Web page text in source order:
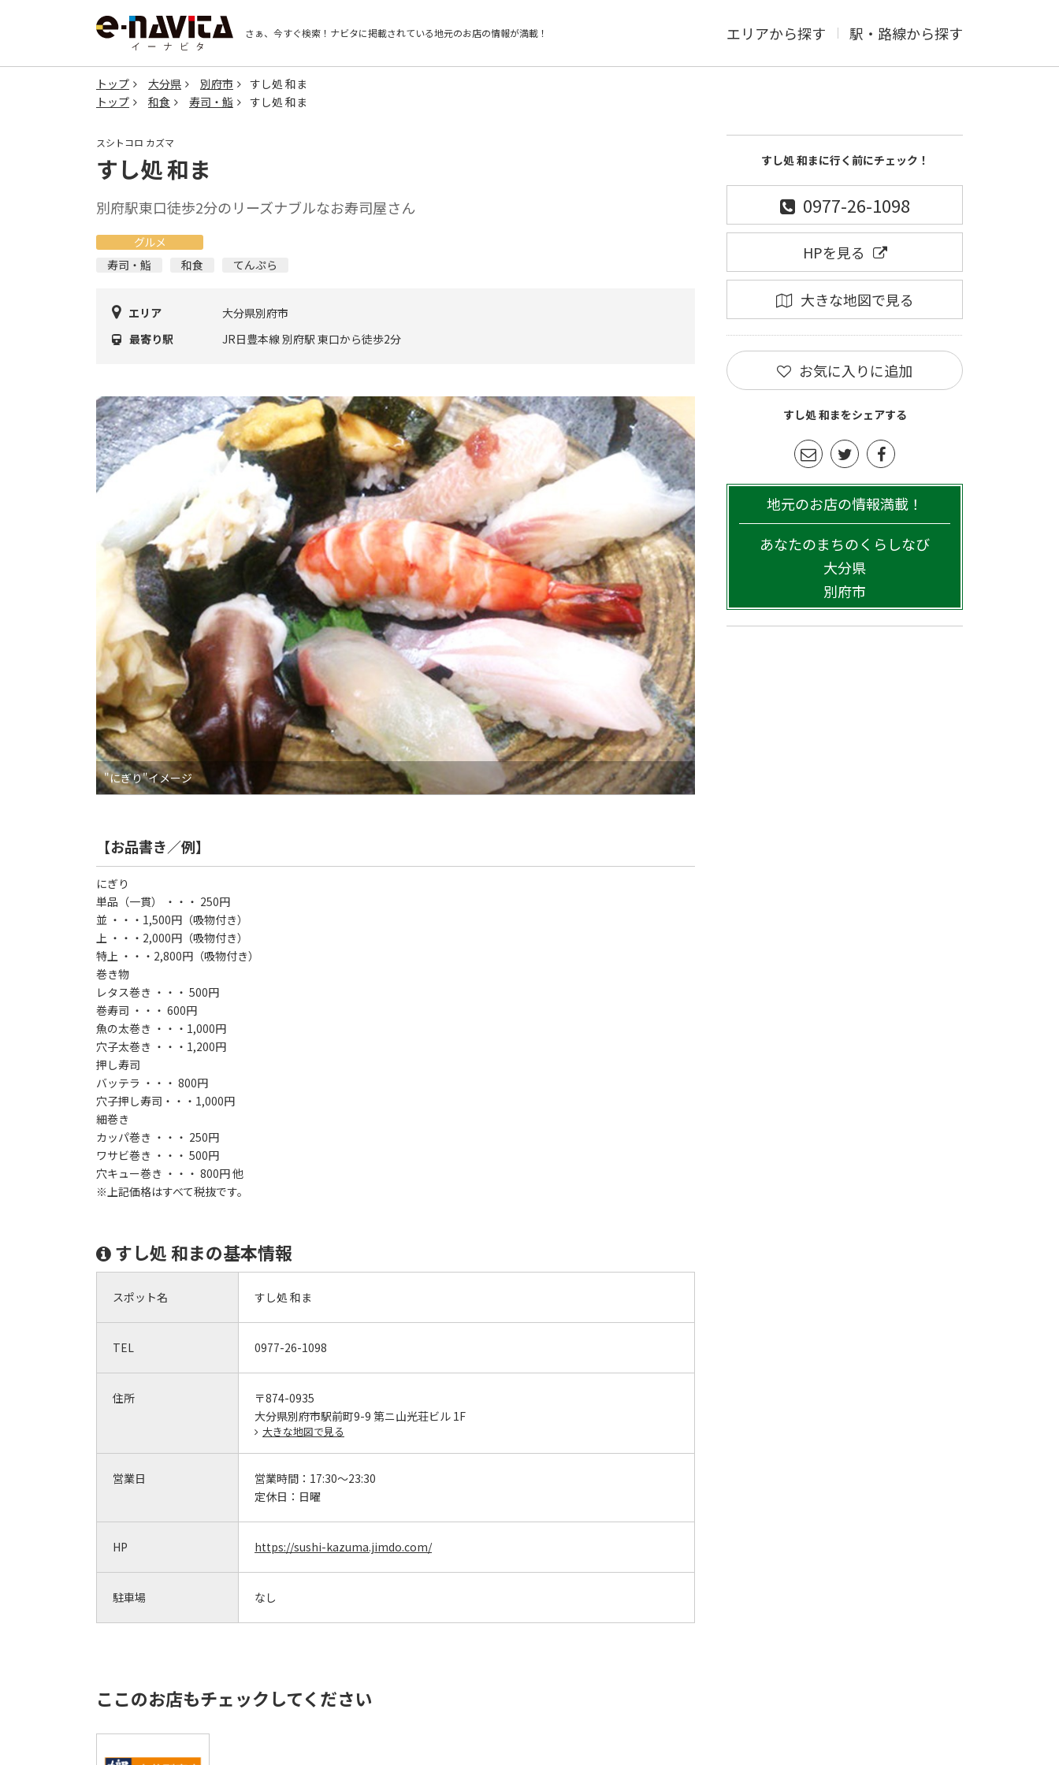
さぁ、今すぐ検索！ ナビタに掲載されている地元のお店の情報が満載！ エリアから探す 駅・路線から探す
トップ 大分県 別府市
すし処 和ま
トップ
和食 寿司・鮨 すし処 和ま
スシトコロ カズマ
すし処 和ま
別府駅東口徒歩2分のリーズナブルなお寿司屋さん
グルメ
寿司・鮨
和食 てんぷら
エリア
大分県別府市
最寄り駅
JR日豊本線 別府駅 東口から徒歩2分
"にぎり"イメージ
【お品書き／例】
にぎり
単品（一貫） ・・・ 250円
並 ・・・1,500円（吸物付き）
上 ・・・2,000円（吸物付き）
特上 ・・・2,800円（吸物付き）
巻き物
レタス巻き ・・・ 500円
巻寿司 ・・・ 600円
魚の太巻き ・・・1,000円
穴子太巻き ・・・1,200円
押し寿司
バッテラ ・・・ 800円
穴子押し寿司・・・1,000円
細巻き
カッパ巻き ・・・ 250円
ワサビ巻き ・・・ 500円
穴キュー巻き ・・・ 800円 他
※上記価格はすべて税抜です。
すし処 和まの基本情報
スポット名 すし処 和ま
TEL 0977-26-1098
住所
〒874-0935
大分県別府市駅前町9-9 第ニ山光荘ビル 1F
大きな地図で見る
営業日 営業時間： 17:30～23:30
定休日： 日曜
HP https://sushi-kazuma.jimdo.com/
駐車場 なし
ここのお店もチェックしてください
すし処 和まに行く前にチェック！
0977-26-1098
HPを見る
大きな地図で見る
お気に入りに追加
すし処 和まをシェアする
地元のお店の情報満載！
あなたのまちのくらしなび
大分県
別府市